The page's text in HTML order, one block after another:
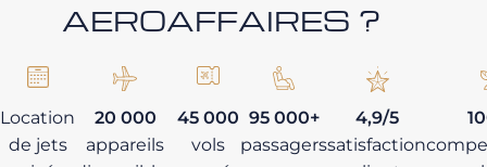
AEROAFFAIRES ?
Location
de jets
20 000
appareils
45 000
vols
95 000+
passagers
4,9/5
satisfaction